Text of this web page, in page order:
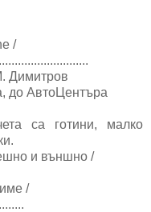
/
Димитров
до АвтоЦентъра
са готини, малко
и външно /
/